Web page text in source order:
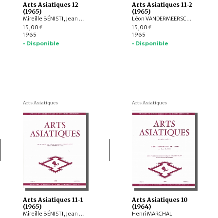
Arts Asiatiques 12
(1965)
Mireille BÉNISTI, Jean BOISSELIER, André BAREAU, Marguerite E. ADICEAM, Ivan STCHOUKINE, R.C. AGRAWALA, N.P. Joshi, K. Krishna Murthy
15,00 €
1965
• Disponible
Arts Asiatiques 11-2
(1965)
Léon VANDERMEERSCH, Kamaleswar BHATTACHARYA, Marguerite E. ADICEAM, Roman GHIRSCHMAN, J.-S. NIGAM, Madeleine HALLADE, Mario BUSSAGLI
15,00 €
1965
• Disponible
Arts Asiatiques
Arts Asiatiques 11-1
(1965)
Mireille BÉNISTI, Jean BOISSELIER, Jeannine AUBOYER, Marie-Thérèse De MALLMANN, Louis BEZACIER, Paul MONIÉ, Claude CAHEN
Arts Asiatiques
Arts Asiatiques 10
(1964)
Henri MARCHAL